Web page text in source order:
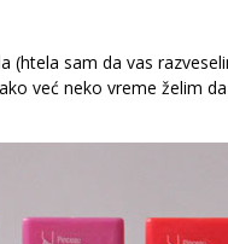
(htela sam da vas
već neko vreme želim